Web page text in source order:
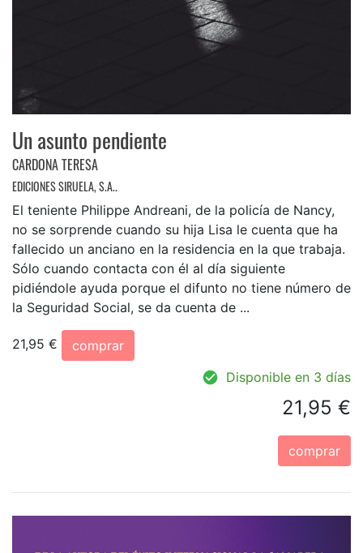
Un asunto pendiente
CARDONA TERESA
EDICIONES SIRUELA, S.A..
El teniente Philippe Andreani, de la policía de Nancy,
no se sorprende cuando su hija Lisa le cuenta que ha
fallecido un anciano en la residencia en la que trabaja.
Sólo cuando contacta con él al día siguiente
pidiéndole ayuda porque el difunto no tiene número de
la Seguridad Social, se da cuenta de ...
21,95 €
comprar
Disponible en 3 días
21,95 €
comprar